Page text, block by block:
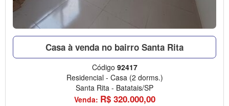
Casa à venda no bairro Santa Rita
Código 92417
Residencial - Casa (2 dorms.)
Santa Rita - Batatais/SP
Venda: R$ 320.000,00